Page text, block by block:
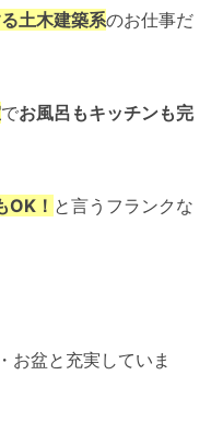
土木建築系のお仕事だ
でお風呂もキッチンも完
OK！ と言うフランクな
お盆と充実していま